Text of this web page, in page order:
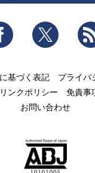
Facebook Twitter
基づく表記
プライバ
リンクポリシー 免責事
お問い合わせ